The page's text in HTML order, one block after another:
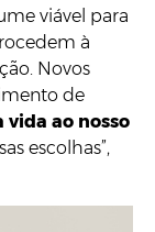
viável para
à
Novos
de
vida ao nosso
escolhas”,